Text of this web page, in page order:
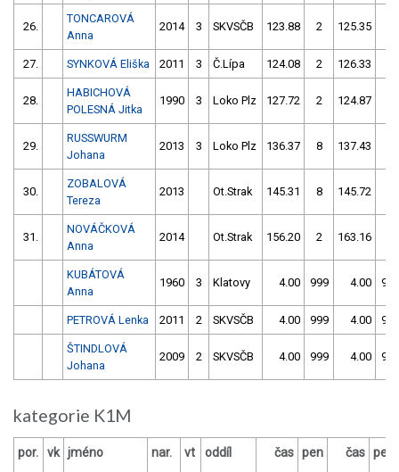
26.
TONCAROVÁ
Anna
2014 3 SKVSČB 123.88 2 125.35
27. SYNKOVÁ Eliška 2011 3 Č.Lípa 124.08 2 126.33
28.
HABICHOVÁ
POLESNÁ Jitka
1990 3 Loko Plz 127.72 2 124.87
29.
RUSSWURM
Johana
2013 3 Loko Plz 136.37 8 137.43
30.
ZOBALOVÁ
Tereza
2013 Ot.Strak 145.31 8 145.72
31.
NOVÁČKOVÁ
Anna
2014 Ot.Strak 156.20 2 163.16
KUBÁTOVÁ
Anna
1960 3 Klatovy 4.00 999 4.00 999
PETROVÁ Lenka 2011 2 SKVSČB 4.00 999 4.00 999
ŠTINDLOVÁ
Johana
2009 2 SKVSČB 4.00 999 4.00 999
kategorie K1M
por. vk jméno nar. vt oddíl čas pen čas pen